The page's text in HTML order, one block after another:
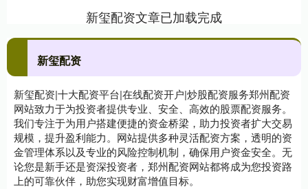
新玺配资文章已加载完成
新玺配资
新玺配资|十大配资平台|在线配资开户|炒股配资服务郑州配资
网站致力于为投资者提供专业、安全、高效的股票配资服务。
我们专注于为用户搭建便捷的资金桥梁，助力投资者扩大交易
规模，提升盈利能力。网站提供多种灵活配资方案，透明的资
金管理体系以及专业的风险控制机制，确保用户资金安全。无
论您是新手还是资深投资者，郑州配资网站都将成为您投资路
上的可靠伙伴，助您实现财富增值目标。